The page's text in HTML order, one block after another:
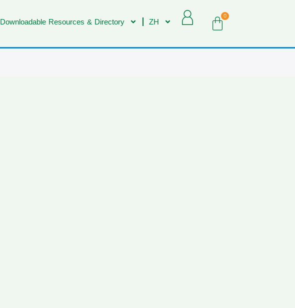
Downloadable Resources & Directory ZH
0